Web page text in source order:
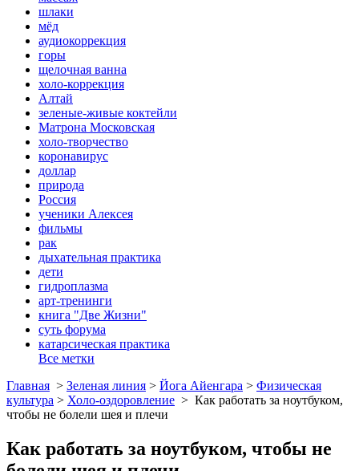
шлаки
мёд
аудиокоррекция
горы
щелочная ванна
холо-коррекция
Алтай
зеленые-живые коктейли
Матрона Московская
холо-творчество
коронавирус
доллар
природа
Россия
ученики Алексея
фильмы
рак
дыхательная практика
дети
гидроплазма
арт-тренинги
книга "Две Жизни"
суть форума
катарсическая практика
Все метки
Главная > Зеленая линия > Йога Айенгара > Физическая
культура > Холо-оздоровление > Как работать за ноутбуком,
чтобы не болели шея и плечи
Как работать за ноутбуком, чтобы не